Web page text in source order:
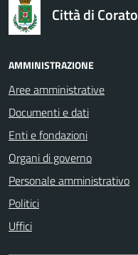
Città di Corato
AMMINISTRAZIONE
Aree amministrative
Documenti e dati
Enti e fondazioni
Organi di governo
Personale amministrativo
Politici
Uffici